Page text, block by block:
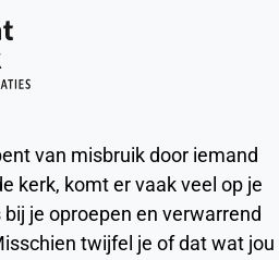
van misbruik door iemand
kerk, komt er vaak veel op je
je oproepen en verwarrend
twijfel je of dat wat jou